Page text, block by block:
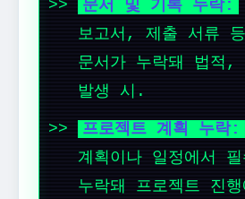
문서 및 기록 누락:
보고서, 제출 서류
문서가 누락돼 법적,
발생 시.
프로젝트 계획 누락:
계획이나 일정에서
누락돼 프로젝트 진행